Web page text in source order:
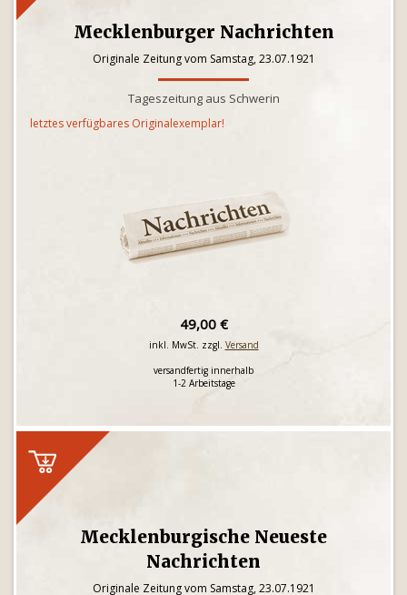
Mecklenburger Nachrichten
Originale Zeitung vom Samstag, 23.07.1921
Tageszeitung aus Schwerin
letztes verfügbares Originalexemplar!
49,00 €
inkl. MwSt. zzgl. Versand
versandfertig innerhalb
1-2 Arbeitstage
Mecklenburgische Neueste
Nachrichten
Originale Zeitung vom Samstag, 23.07.1921